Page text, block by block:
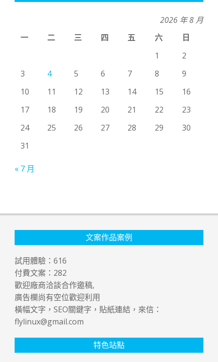
2026 年 8 月
一
二 三 四 五 六
日
1
2
3
4 5 6 7 8
9
10
11 12 13 14 15
16
17
18 19 20 21 22
23
24
25 26 27 28 29
30
31
« 7 月
文案作品案例
試用體驗： 616
付費文案： 282
歡迎廠商洽談合作邀稿,
廣告欄尚有空位歡迎利用
橫幅文字，SEO關鍵字，貼紙連結，來信：
flylinux@gmail.com
特色站點